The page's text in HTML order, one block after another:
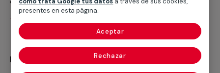
Recuerda que en MULTIMAP
presentes en esta página.
Rechazar
Aceptar